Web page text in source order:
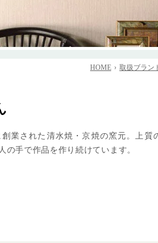
HOME 取扱ブラン
業された清水焼・京焼の窯元。上質
の手で作品を作り続けています。